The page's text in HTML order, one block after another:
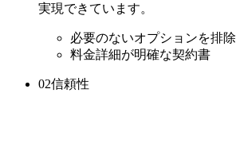
実現できています。
必要のないオプションを排除
料金詳細が明確な契約書
02信頼性